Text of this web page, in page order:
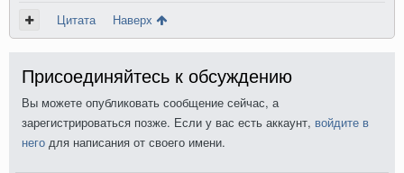
Цитата Наверх
Присоединяйтесь к обсуждению
Вы можете опубликовать сообщение сейчас, а
зарегистрироваться позже. Если у вас есть аккаунт, войдите в
него для написания от своего имени.